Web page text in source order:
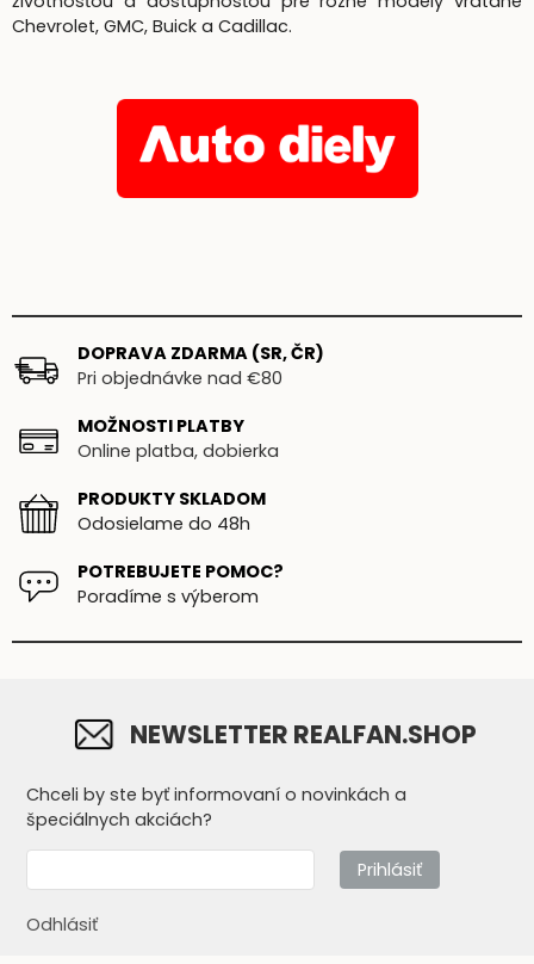
Chevrolet, GMC, Buick a Cadillac.
DOPRAVA ZDARMA (SR, ČR)
Pri objednávke nad €80
MOŽNOSTI PLATBY
Online platba, dobierka
PRODUKTY SKLADOM
Odosielame do 48h
POTREBUJETE POMOC?
Poradíme s výberom
NEWSLETTER REALFAN.SHOP
Chceli by ste byť informovaní o novinkách a
špeciálnych akciách?
Prihlásiť
Odhlásiť